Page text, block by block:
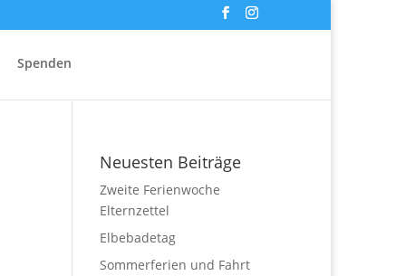
Spenden
Neuesten Beiträge
Zweite Ferienwoche
Elternzettel
Elbebadetag
Sommerferien und Fahrt